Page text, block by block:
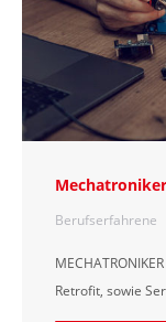
Berufserfahrene
Retrofit, sowie